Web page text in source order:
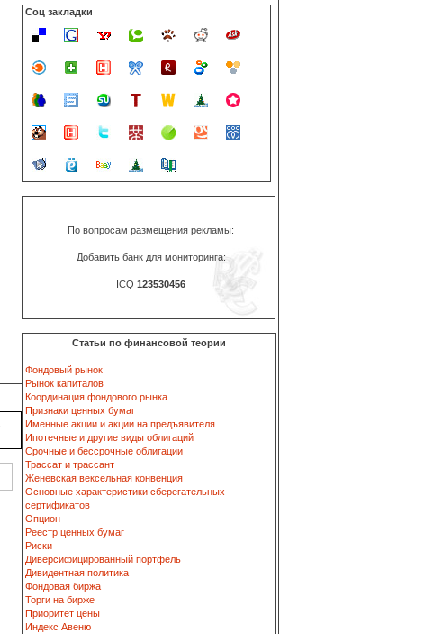
Соц закладки
По вопросам размещения рекламы:
Добавить банк для мониторинга:
ICQ 123530456
Статьи по финансовой теории
Фондовый рынок
Рынок капиталов
Координация фондового рынка
Признаки ценных бумаг
Именные акции и акции на предъявителя
Ипотечные и другие виды облигаций
Срочные и бессрочные облигации
Трассат и трассант
Женевская вексельная конвенция
Основные характеристики сберегательных
сертификатов
Опцион
Реестр ценных бумаг
Риски
Диверсифицированный портфель
Дивидентная политика
Фондовая биржа
Торги на бирже
Приоритет цены
Индекс Авеню